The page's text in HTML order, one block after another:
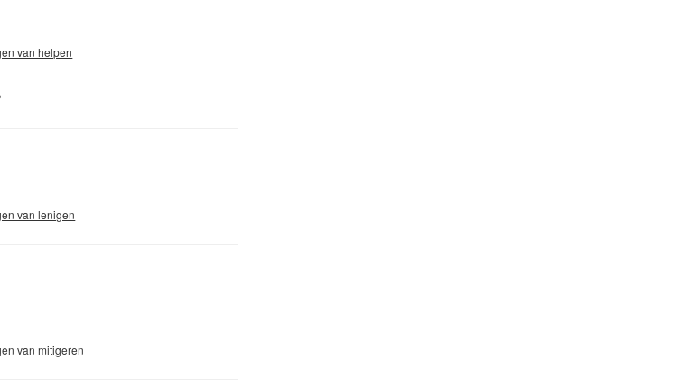
van helpen
van lenigen
van mitigeren